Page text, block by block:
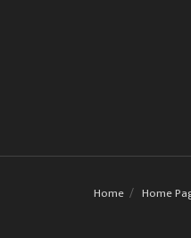
Home Home